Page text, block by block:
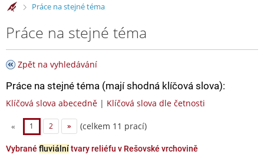
>Práce na stejné téma
Práce na stejné téma
Zpět na vyhledávání
Práce na stejné téma (mají shodná klíčová slova):
Klíčová slova abecedně | Klíčová slova dle četnosti
« 1 2 » (celkem 11 prací)
Vybrané fluviálnítvary reliéfu v Rešovské vrchovině